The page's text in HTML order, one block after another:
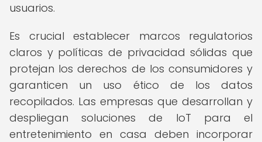
usuarios.
Es crucial establecer marcos regulatorios
claros y políticas de privacidad sólidas que
protejan los derechos de los consumidores y
garanticen un uso ético de los datos
recopilados. Las empresas que desarrollan y
despliegan soluciones de IoT para el
entretenimiento en casa deben incorporar